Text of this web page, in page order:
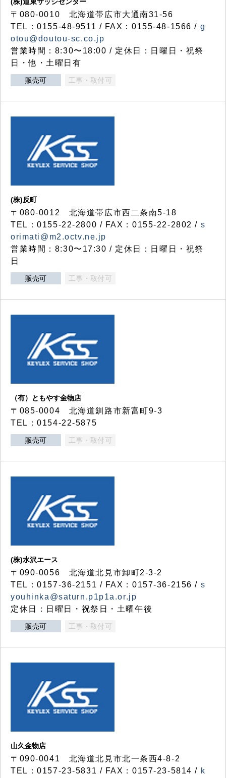
〒080-0010 北海道帯広市大通南31-56
TEL：0155-48-9511 / FAX：0155-48-1566 / g
otou@doutou-sc.co.jp
営業時間：8:30〜18:00 / 定休日：日曜日・祝祭
日・他・土曜日有
販売可 工事・取付可
(株)反町
〒080-0012 北海道帯広市西二条南5-18
TEL：0155-22-2800 / FAX：0155-22-2802 / s
orimati@m2.octv.ne.jp
営業時間：8:30〜17:30 / 定休日：日曜日・祝祭
日
販売可 工事・取付可
（有）ともやす金物店
〒085-0004 北海道釧路市新富町9-3
TEL：0154-22-5875
販売可 工事・取付可
(株)水沢エース
〒090-0056 北海道北見市卸町2-3-2
TEL：0157-36-2151 / FAX：0157-36-2156 / s
youhinka@saturn.p1p1a.or.jp
定休日：日曜日・祝祭日・土曜午後
販売可 工事・取付可
山久金物店
〒090-0041 北海道北見市北一条西4-8-2
TEL：0157-23-5831 / FAX：0157-23-5814 / k